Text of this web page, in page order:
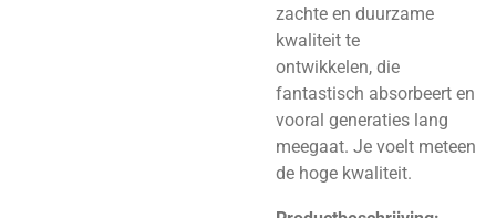
zachte en duurzame
kwaliteit te
ontwikkelen, die
fantastisch absorbeert en
vooral generaties lang
meegaat. Je voelt meteen
de hoge kwaliteit.